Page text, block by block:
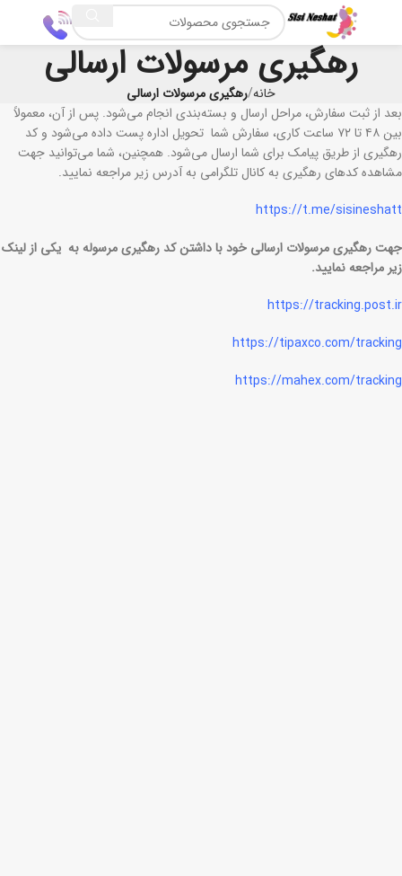
رهگیری مرسولات ارسالی
خانه رهگیری مرسولات ارسالی
بعد از ثبت سفارش، مراحل ارسال و بسته‌بندی انجام می‌شود. پس از آن، معمولاً
بین ۴۸ تا ۷۲ ساعت کاری، سفارش شما تحویل اداره پست داده می‌شود و کد
رهگیری از طریق پیامک برای شما ارسال می‌شود. همچنین، شما می‌توانید جهت
مشاهده کدهای رهگیری به کانال تلگرامی به آدرس زیر مراجعه نمایید.
https://t.me/sisineshatt
جهت رهگیری مرسولات ارسالی خود با داشتن کد رهگیری مرسوله به یکی از لینک
زیر مراجعه نمایید.
https://tracking.post.ir
https://tipaxco.com/tracking
https://mahex.com/tracking